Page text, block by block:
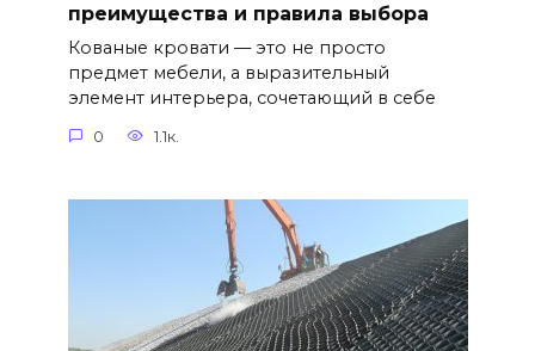
преимущества и правила выбора
Кованые кровати — это не просто
предмет мебели, а выразительный
элемент интерьера, сочетающий в себе
0 1.1к.